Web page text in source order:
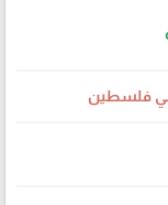
في فلسطين